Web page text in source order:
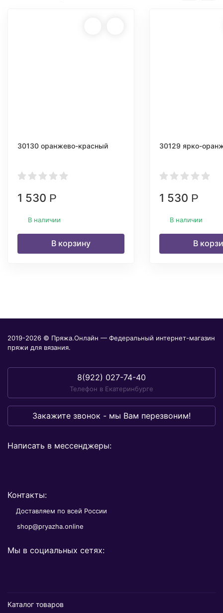
30130 оранжево-красный
1 530 Р
В наличии
В корзину
30129 ярко-
1 530 Р
В наличии
В
2019-2026 © Пряжа.Онлайн — Федеральный интернет-магазин
пряжи для вязания.
8(922) 027-74-40
Телефон в Екатеринбурге
Закажите звонок - мы Вам перезвоним!
Написать в мессенджеры:
Контакты:
Доставляем по всей России
shop@pryazha.online
Мы в социальных сетях:
Каталог товаров